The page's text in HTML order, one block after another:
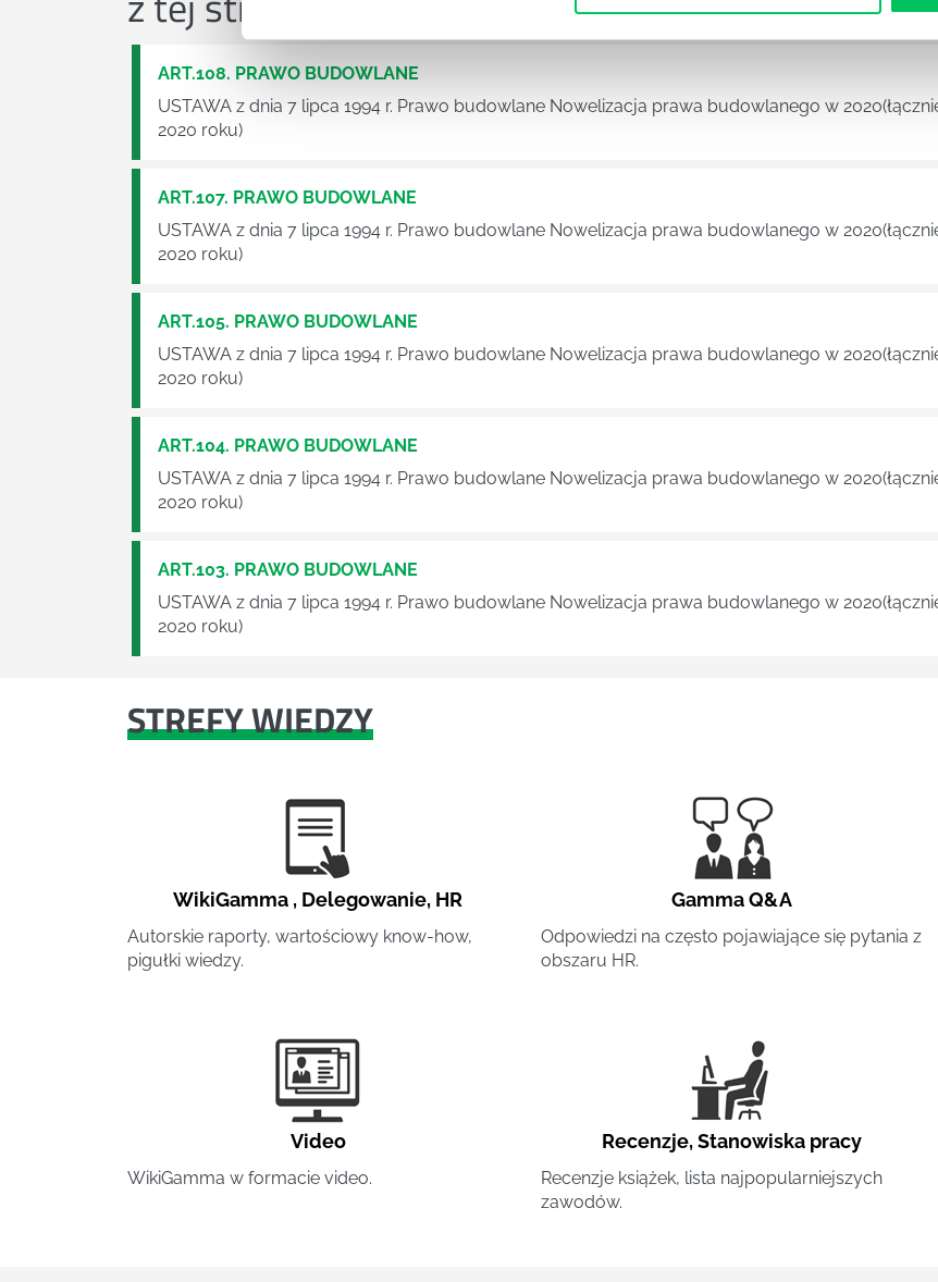
ART.108. PRAWO BUDOWLANE
USTAWA z dnia 7 lipca 1994 r. Prawo budowlane Nowelizacja prawa budowlanego w
2020 roku)
ART.107. PRAWO BUDOWLANE
USTAWA z dnia 7 lipca 1994 r. Prawo budowlane Nowelizacja prawa budowlanego w
2020 roku)
ART.105. PRAWO BUDOWLANE
USTAWA z dnia 7 lipca 1994 r. Prawo budowlane Nowelizacja prawa budowlanego w
2020 roku)
ART.104. PRAWO BUDOWLANE
USTAWA z dnia 7 lipca 1994 r. Prawo budowlane Nowelizacja prawa budowlanego w
2020 roku)
ART.103. PRAWO BUDOWLANE
USTAWA z dnia 7 lipca 1994 r. Prawo budowlane Nowelizacja prawa budowlanego w
2020 roku)
STREFY WIEDZY
WikiGamma , Delegowanie, HR
Autorskie raporty, wartościowy know-how,
pigułki wiedzy.
Gamma Q&A
Odpowiedzi na często pojawiające się pytania z
obszaru HR.
Video
WikiGamma w formacie video.
Recenzje,Stanowiska pracy
Recenzje książek, lista najpopularniejszych
zawodów.